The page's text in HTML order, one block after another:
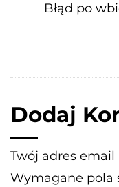
Błąd po
Dodaj
Twój adres
Wymagane pola